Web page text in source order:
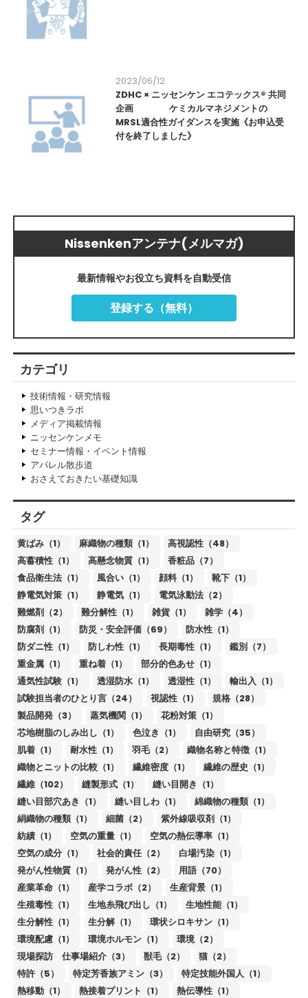
2023/06/12
ZDHC × ニッセンケン エコテックス® 共同
企画 ケミカルマネジメントの
MRSL適合性ガイダンスを実施《お申込受
付を終了しました》
Nissenkenアンテナ(メルマガ)
最新情報やお役立ち資料を自動受信
登録する（無料）
カテゴリ
技術情報・研究情報
思いつきラボ
メディア掲載情報
ニッセンケンメモ
セミナー情報・イベント情報
アパレル散歩道
おさえておきたい基礎知識
タグ
黄ばみ（1） 麻織物の種類（1）
高視認性（48）
高蓄積性（1）
高懸念物質（1）
香粧品（7）
食品衛生法（1）
風合い（1） 顔料（1）
靴下（1）
静電気対策（1）
静電気（1）
電気泳動法（2）
難燃剤（2）
難分解性（1） 雑貨（1）
雑学（4）
防腐剤（1）
防災・安全評価（69）
防水性（1）
防ダニ性（1）
防しわ性（1） 長期毒性（1）
鑑別（7）
重金属（1）
重ね着（1）
部分的色あせ（1）
通気性試験（1）
透湿防水（1） 透湿性（1）
輸出入（1）
試験担当者のひとり言（24）
視認性（1）
規格（28）
製品開発（3）
蒸気機関（1）
花粉対策（1）
芯地樹脂のしみ出し（1）
色泣き（1）
自由研究（35）
肌着（1）
耐水性（1） 羽毛（2）
織物名称と特徴（1）
織物とニットの比較（1）
繊維密度（1）
繊維の歴史（1）
繊維（102）
縫製形式（1）
縫い目開き（1）
縫い目部穴あき（1）
縫い目しわ（1）
綿織物の種類（1）
絹織物の種類（1）
細菌（2）
紫外線吸収剤（1）
紡績（1）
空気の重量（1）
空気の熱伝導率（1）
空気の成分（1）
社会的責任（2）
白場汚染（1）
発がん性物質（1）
発がん性（2）
用語（70）
産業革命（1）
産学コラボ（2）
生産背景（1）
生殖毒性（1）
生地糸飛び出し（1）
生地性能（1）
生分解性（1）
生分解（1）
環状シロキサン（1）
環境配慮（1）
環境ホルモン（1）
環境（2）
現場探訪 仕事場紹介（3）
獣毛（2）
猫（2）
特許（5）
特定芳香族アミン（3）
特定技能外国人（1）
熱移動（1）
熱接着プリント（1）
熱伝導性（1）